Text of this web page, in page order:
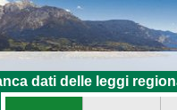
dati delle leggi